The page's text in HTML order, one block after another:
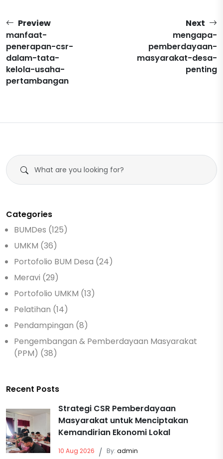
Preview
manfaat-
penerapan-csr-
dalam-tata-
kelola-usaha-
pertambangan
Next
mengapa-
pemberdayaan-
masyarakat-desa-
penting
Categories
BUMDes (125)
UMKM (36)
Portofolio BUM Desa (24)
Meravi (29)
Portofolio UMKM (13)
Pelatihan (14)
Pendampingan (8)
Pengembangan & Pemberdayaan Masyarakat
(PPM) (38)
Recent Posts
Strategi CSR Pemberdayaan
Masyarakat untuk Menciptakan
Kemandirian Ekonomi Lokal
10 Aug 2026 / By: admin